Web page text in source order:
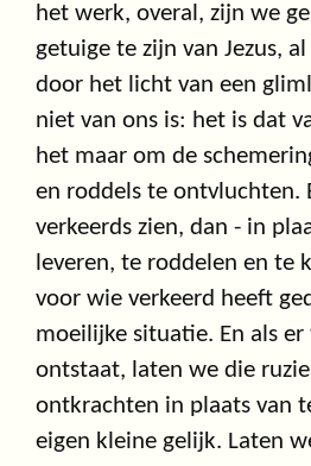
het werk, overal, zijn we
getuige te zijn van Jezus,
door het licht van een
niet van ons is: het is dat
het maar om de
en roddels te ontvluchten.
verkeerds zien, dan - in
leveren, te roddelen en te
voor wie verkeerd heeft
moeilijke situatie. En als
ontstaat, laten we die
ontkrachten in plaats van
eigen kleine gelijk. Laten